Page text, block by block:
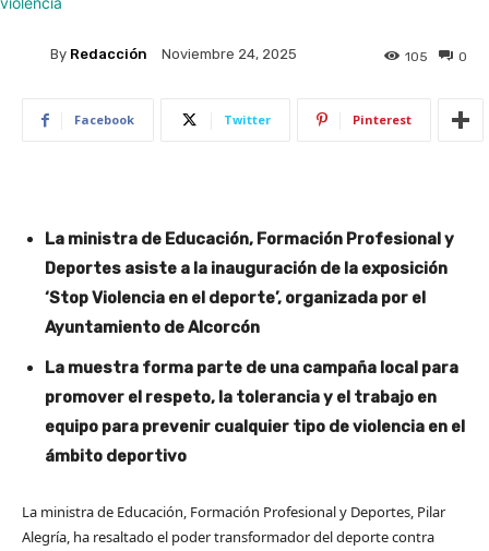
By Redacción Noviembre 24, 2025 0
105
Facebook Twitter Pinterest
La ministra de Educación, Formación Profesional y
Deportes asiste a la inauguración de la exposición
‘Stop Violencia en el deporte’, organizada por el
Ayuntamiento de Alcorcón
La muestra forma parte de una campaña local para
promover el respeto, la tolerancia y el trabajo en
equipo para prevenir cualquier tipo de violencia en el
ámbito deportivo
La ministra de Educación, Formación Profesional y Deportes, Pilar
Alegría, ha resaltado el poder transformador del deporte contra